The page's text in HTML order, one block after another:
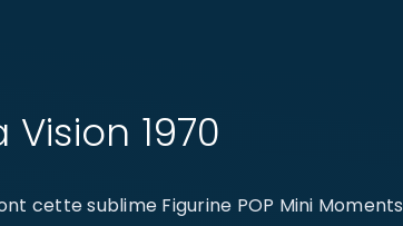
1970
cette sublime Figurine POP Mini Moments